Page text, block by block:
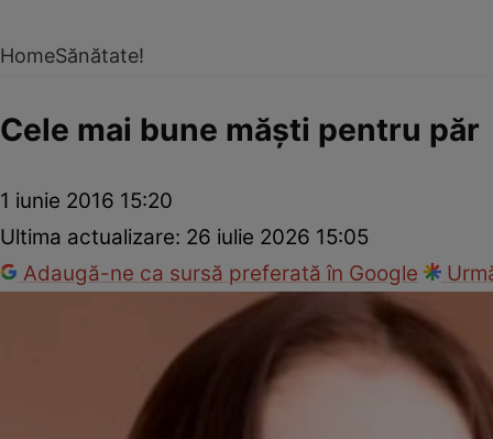
HomeSănătate!
Cele mai bune măşti pentru păr
1 iunie 2016 15:20
Ultima actualizare: 26 iulie 2026 15:05
Adaugă-ne ca sursă preferată în Google